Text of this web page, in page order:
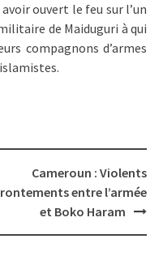
ouvert le feu sur l’un
de Maiduguri à qui
compagnons d’armes
Cameroun : Violents
entre l’armée
et Boko Haram